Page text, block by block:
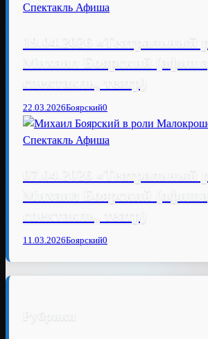
19.04.2026 «Театральный
Михаил Боярский (афиша,
спектакль, театр)
22.03.2026Боярский0
07.04.2026 «Театральный
Михаил Боярский (афиша,
спектакль, театр)
11.03.2026Боярский0
Рубрики